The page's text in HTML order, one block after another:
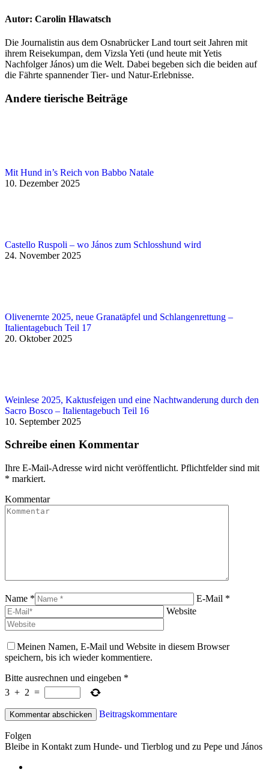
Autor: Carolin Hlawatsch
Die Journalistin aus dem Osnabrücker Land tourt seit Jahren mit
ihrem Reisekumpan, dem Vizsla Yeti (und heute mit Yetis
Nachfolger János) um die Welt. Dabei begeben sich die beiden auf
die Fährte spannender Tier- und Natur-Erlebnisse.
Andere tierische Beiträge
Mit Hund in’s Reich von Babbo Natale
10. Dezember 2025
Castello Ruspoli – wo János zum Schlosshund wird
24. November 2025
Olivenernte 2025, neue Granatäpfel und Schlangenrettung –
Italientagebuch Teil 17
20. Oktober 2025
Weinlese 2025, Kaktusfeigen und eine Nachtwanderung durch den
Sacro Bosco – Italientagebuch Teil 16
10. September 2025
Schreibe einen Kommentar
Ihre E-Mail-Adresse wird nicht veröffentlicht. Pflichtfelder sind mit
* markiert.
Kommentar
Name *
E-Mail *
Website
Meinen Namen, E-Mail und Website in diesem Browser
speichern, bis ich wieder kommentiere.
Bitte ausrechnen und eingeben *
3 + 2 =
Beitragskommentare
Folgen
Bleibe in Kontakt zum Hunde- und Tierblog und zu Pepe und János